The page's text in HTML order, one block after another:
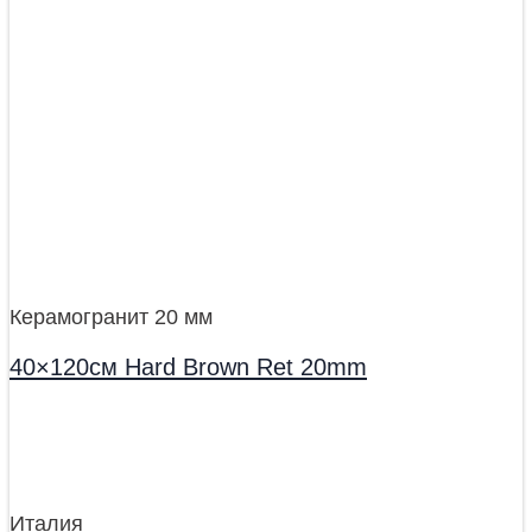
Керамогранит 20 мм
40×120см Hard Brown Ret 20mm
Италия